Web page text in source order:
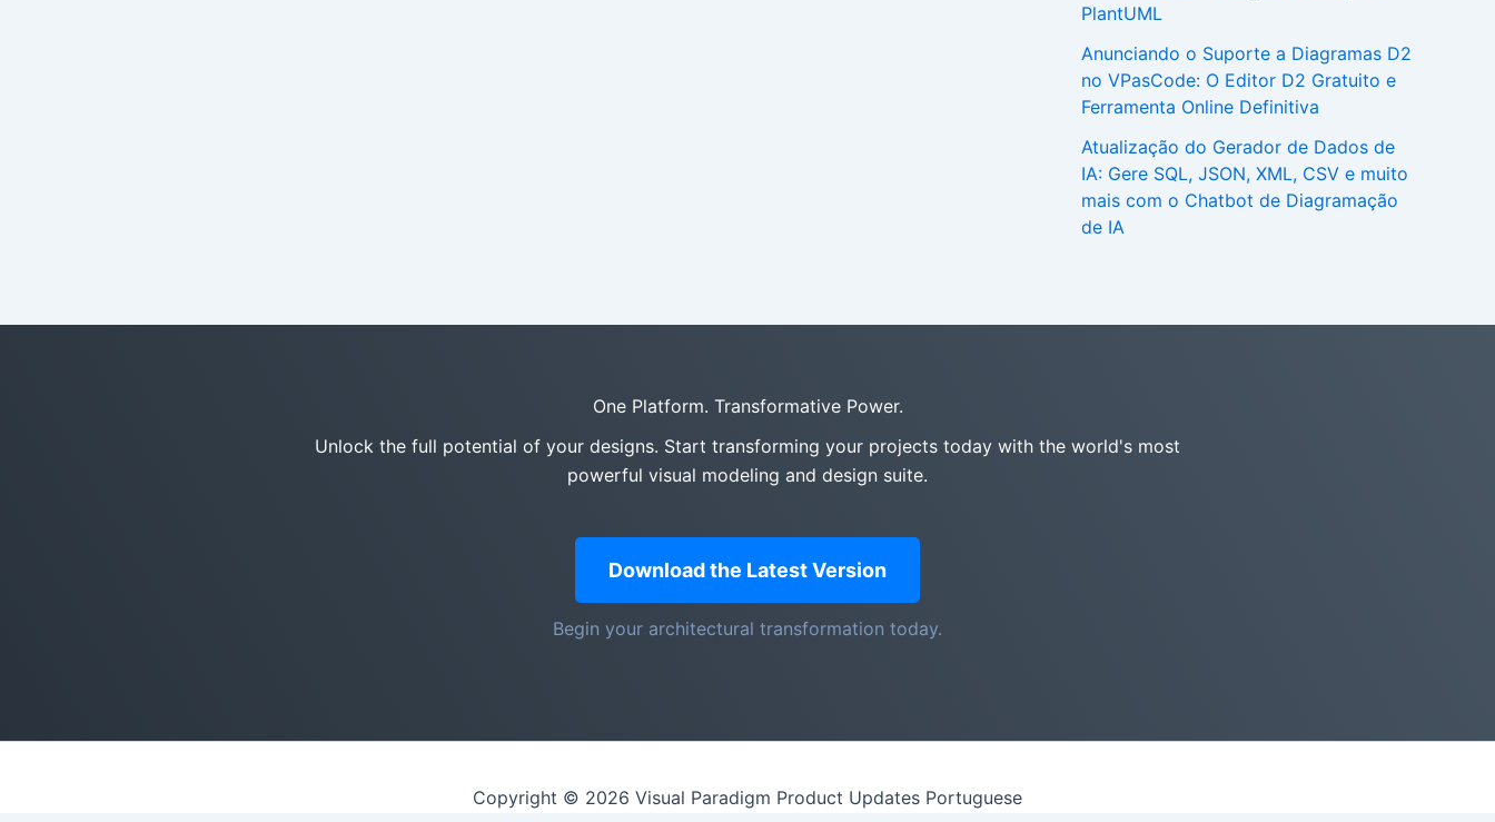
PlantUML
Anunciando o Suporte a Diagramas D2
no VPasCode: O Editor D2 Gratuito e
Ferramenta Online Definitiva
Atualização do Gerador de Dados de
IA: Gere SQL, JSON, XML, CSV e muito
mais com o Chatbot de Diagramação
de IA
One Platform. Transformative Power.
Unlock the full potential of your designs. Start transforming your projects today with the world's most
powerful visual modeling and design suite.
Download the Latest Version
Begin your architectural transformation today.
Copyright © 2026 Visual Paradigm Product Updates Portuguese